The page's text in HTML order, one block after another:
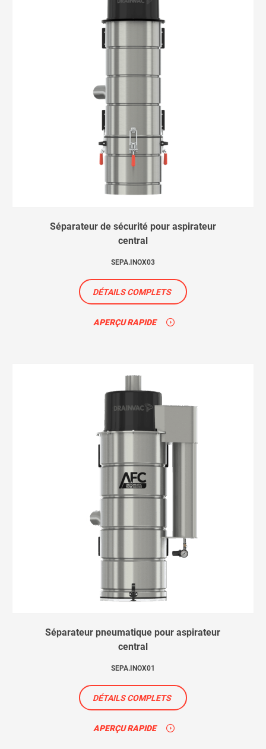
Séparateur de sécurité pour aspirateur
central
SEPA.INOX03
DÉTAILS COMPLETS
APERÇU RAPIDE
Séparateur pneumatique pour aspirateur
central
SEPA.INOX01
DÉTAILS COMPLETS
APERÇU RAPIDE